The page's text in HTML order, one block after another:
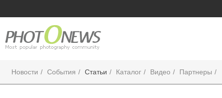
Новости События Статьи Каталог Видео Партнеры